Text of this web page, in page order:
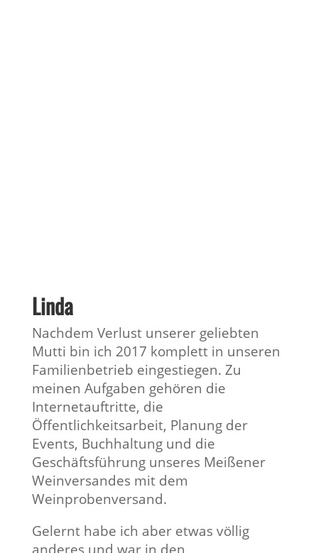
Linda
Nachdem Verlust unserer geliebten
Mutti bin ich 2017 komplett in unseren
Familienbetrieb eingestiegen. Zu
meinen Aufgaben gehören die
Internetauftritte, die
Öffentlichkeitsarbeit, Planung der
Events, Buchhaltung und die
Geschäftsführung unseres Meißener
Weinversandes mit dem
Weinprobenversand.
Gelernt habe ich aber etwas völlig
anderes und war in den